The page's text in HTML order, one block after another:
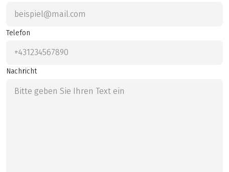
Telefon
Nachricht